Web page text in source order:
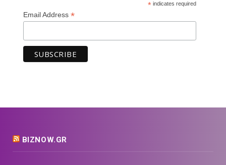
*indicates required
Email Address *
BIZNOW.GR